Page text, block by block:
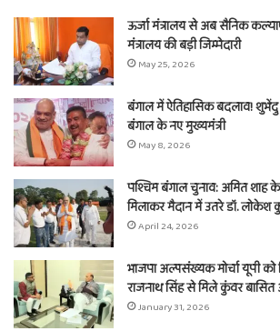
ऊर्जा मंत्रालय से अब सैनिक
मंत्रालय की बड़ी जिम्मेदारी
May 25, 2026
बंगाल में ऐतिहासिक बदलाव! शुभेंदु
बंगाल के नए मुख्यमंत्री
May 8, 2026
पश्चिम बंगाल चुनाव: अमित
मिलाकर मैदान में उतरे डॉ. लोकेश
April 24, 2026
भाजपा अल्पसंख्यक मोर्चा यूपी को
राजनाथ सिंह से मिले कुंवर
January 31, 2026